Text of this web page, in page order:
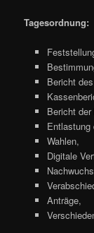
Tagesordnung:
Bericht
Bericht
Entlastung
Wahlen,
Digitale
Anträge,